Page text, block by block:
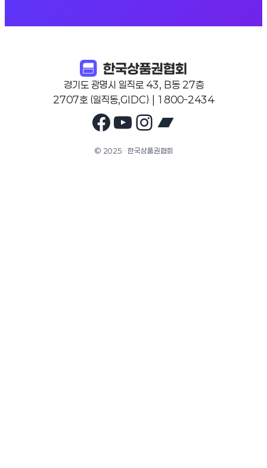
경기도 광명시 일직로 43, B동 27층
2707호 (일직동,GIDC) | 1800-2434
Facebook
YouTube
Instagram
© 2025 · 한국상품권협회